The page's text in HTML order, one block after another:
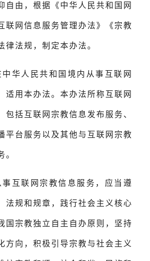
自由，根据《中华人民共和国网
联网信息服务管理办法》《宗教
律法规，制定本办法。
华人民共和国境内从事互联网
适用本办法。本办法所称互联网
包括互联网宗教信息发布服务、
平台服务以及其他与互联网宗教
。
互联网宗教信息服务，应当遵
法规和规章，践行社会主义核心
国宗教独立自主自办原则，坚持
方向，积极引导宗教与社会主义